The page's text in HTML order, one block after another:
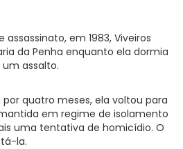
em 1983, Viveiros
da Penha enquanto ela dormia
assalto.
quatro meses, ela voltou para
em regime de isolamento
uma tentativa de homicídio. O
la.